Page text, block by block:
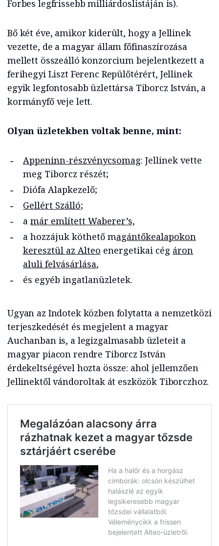
Forbes legfrissebb milliárdoslistáján is).
Bő két éve, amikor kiderült, hogy a Jellinek
vezette, de a magyar állam főfinaszírozása
mellett összeálló konzorcium bejelentkezett a
ferihegyi Liszt Ferenc Repülőtérért, Jellinek
egyik legfontosabb üzlettársa Tiborcz István, a
kormányfő veje lett.
Olyan üzletekben voltak benne, mint:
Appeninn-részvénycsomag: Jellinek vette
meg Tiborcz részét;
Diófa Alapkezelő;
Gellért Szálló;
a már említett Waberer’s,
a hozzájuk köthető magántőkealapokon
keresztül az Alteo energetikai cég áron
aluli felvásárlása,
és egyéb ingatlanüzletek.
Ugyan az Indotek közben folytatta a nemzetközi
terjeszkedését és megjelent a magyar
Auchanban is, a legizgalmasabb üzleteit a
magyar piacon rendre Tiborcz István
érdekeltségével hozta össze: ahol jellemzően
Jellinektől vándoroltak át eszközök Tiborczhoz.